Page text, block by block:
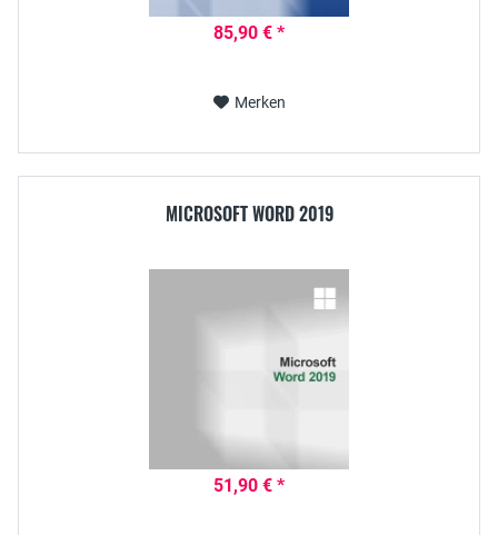
85,90 € *
Merken
MICROSOFT WORD 2019
51,90 € *